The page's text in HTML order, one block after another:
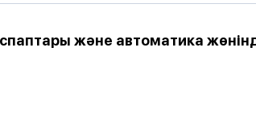
және автоматика